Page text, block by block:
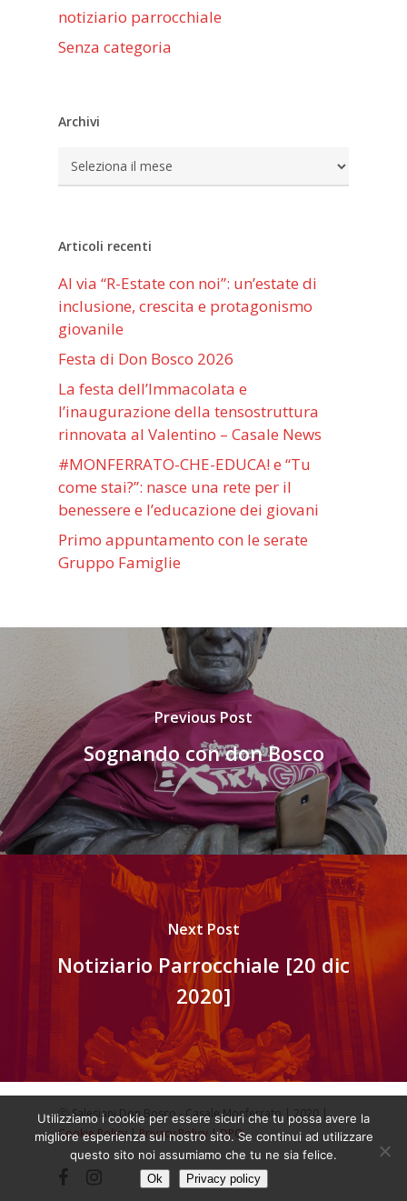
notiziario parrocchiale
Senza categoria
Archivi
Archivi
Articoli recenti
Al via “R-Estate con noi”: un’estate di
inclusione, crescita e protagonismo
giovanile
Festa di Don Bosco 2026
La festa dell’Immacolata e
l’inaugurazione della tensostruttura
rinnovata al Valentino – Casale News
#MONFERRATO-CHE-EDUCA! e “Tu
come stai?”: nasce una rete per il
benessere e l’educazione dei giovani
Primo appuntamento con le serate
Gruppo Famiglie
Previous Post
Sognando con don Bosco
Next Post
Notiziario Parrocchiale [20 dic
2020]
ⓒ Salesiani Don Bosco - Casale Monferrato | 2020 |
Cookie Policy|Privacy Policy|DPO
facebookinstagram
Utilizziamo i cookie per essere sicuri che tu possa avere la
migliore esperienza sul nostro sito. Se continui ad utilizzare
questo sito noi assumiamo che tu ne sia felice.
Ok Privacy policy